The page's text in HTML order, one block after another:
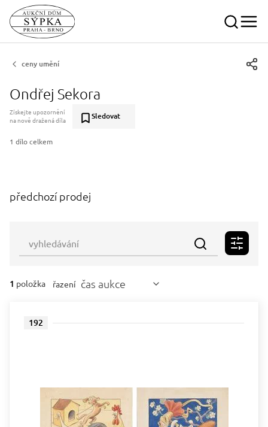
ceny umění
Ondřej Sekora
Získejte upozornění
na nově dražená díla
Sledovat
1 dílo celkem
předchozí prodej
1 položka řazení čas aukce
192